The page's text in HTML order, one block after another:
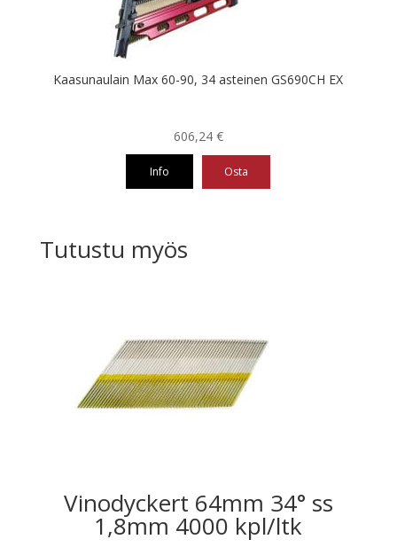
Kaasunaulain Max 60-90, 34 asteinen GS690CH EX
606,24 €
Info Osta
Tutustu myös
Vinodyckert 64mm 34° ss
1,8mm 4000 kpl/ltk